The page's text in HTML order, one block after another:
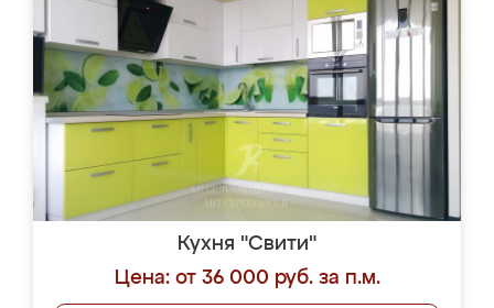
Кухня "Свити"
Цена: от 36 000 руб. за п.м.